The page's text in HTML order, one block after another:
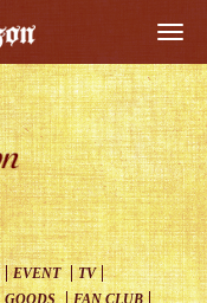
EVENT
TV
GOODS FAN CLUB